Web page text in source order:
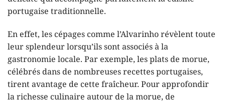
portugaise traditionnelle.
En effet, les cépages comme l’Alvarinho révèlent toute
leur splendeur lorsqu’ils sont associés à la
gastronomie locale. Par exemple, les plats de morue,
célébrés dans de nombreuses recettes portugaises,
tirent avantage de cette fraîcheur. Pour approfondir
la richesse culinaire autour de la morue, de